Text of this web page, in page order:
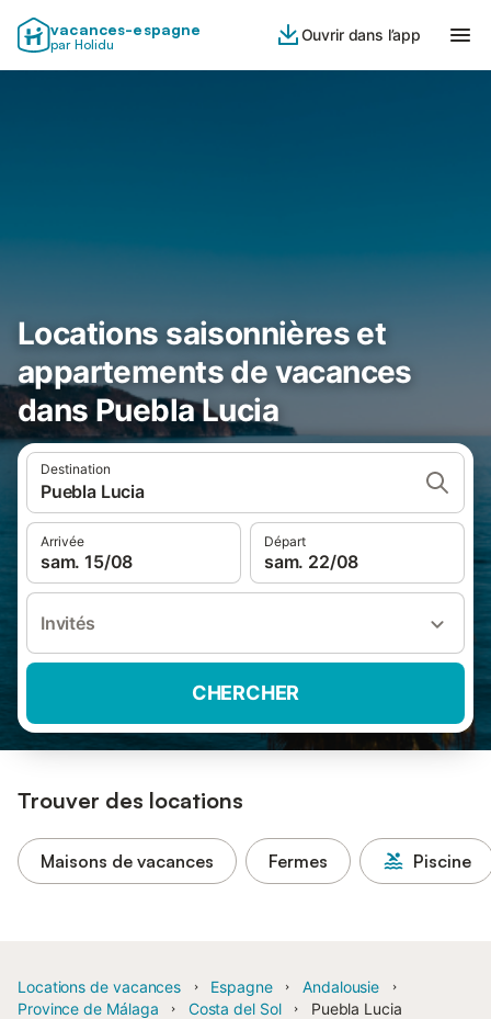
vacances-espagne
par Holidu
Ouvrir dans l’app
Locations saisonnières et
appartements de vacances
dans Puebla Lucia
Destination
Puebla Lucia
Arrivée
sam. 15/08
Départ
sam. 22/08
Invités
CHERCHER
Trouver des locations
Maisons de vacances Fermes Piscine
Locations de vacances Espagne
Andalousie
Province de Málaga
Costa del Sol Puebla Lucia